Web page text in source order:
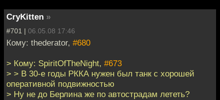
CryKitten »
#701 | 06.05.08 17:46
Кому: thederator, #680
> Кому: SpiritOfTheNight, #673
> > В 30-е годы РККА нужен был танк с хорошей
оперативной подвижностью
> Ну не до Берлина же по автострадам лететь?